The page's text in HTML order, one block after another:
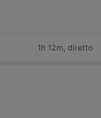
1h 12m, diretto